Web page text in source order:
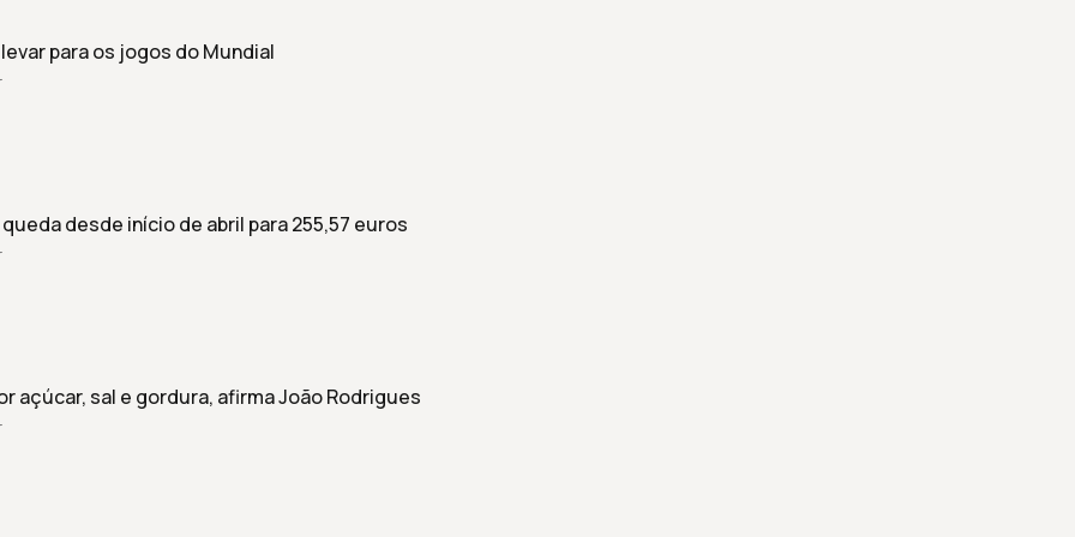
para os jogos do Mundial
desde início de abril para 255,57 euros
açúcar, sal e gordura, afirma João Rodrigues